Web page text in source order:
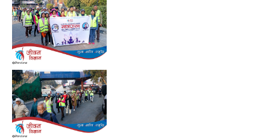
Preview
Preview